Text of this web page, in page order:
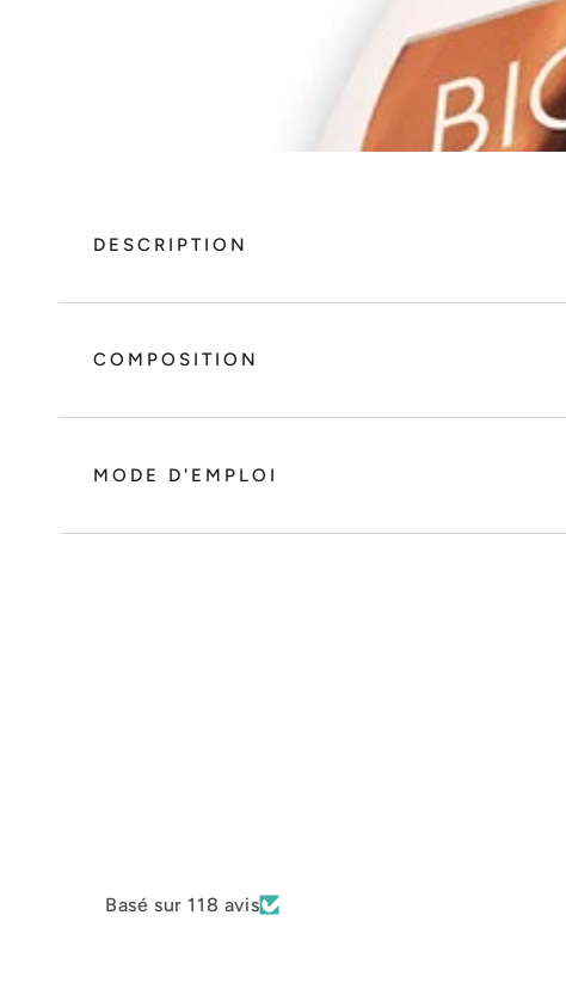
DESCRIPTION
COMPOSITION
MODE D'EMPLOI
Basé sur 118 avis